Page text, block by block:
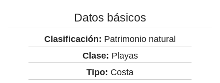
Datos básicos
Clasificación: Patrimonio natural
Clase: Playas
Tipo: Costa